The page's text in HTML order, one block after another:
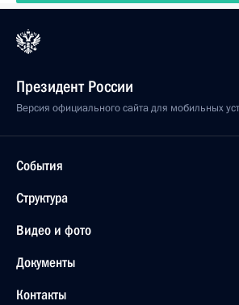
Президент России
Версия официального сайта для мобильных
События
Структура
Видео и фото
Документы
Контакты